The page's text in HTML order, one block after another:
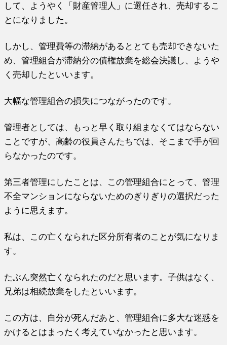
して、ようやく「財産管理人」に選任され、売却するこ
とになりました。
しかし、管理費等の滞納があるととても売却できないた
め、管理組合が滞納分の債権放棄を総会決議し、ようや
く売却したといいます。
大幅な管理組合の損失につながったのです。
管理者としては、もっと早く取り組まなくてはならない
ことですが、高齢の役員さんたちでは、そこまで手が回
らなかったのです。
第三者管理にしたことは、この管理組合にとって、管理
不全マンションにならないためのぎりぎりの選択だった
ように思えます。
私は、この亡くなられた区分所有者のことが気になりま
す。
たぶん突然亡くなられたのだと思います。子供はなく、
兄弟は相続放棄をしたといいます。
この方は、自分が死んだあと、管理組合に多大な迷惑を
かけるとはまったく考えていなかったと思います。